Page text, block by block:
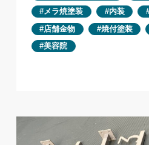
メラ焼塗装
内装
店舗金物
焼付塗装
美容院